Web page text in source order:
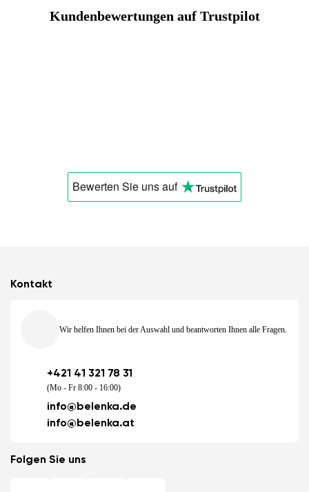
Kundenbewertungen auf Trustpilot
Bewerten Sie unsauf
Kontakt
Wir helfen Ihnen bei der Auswahl und beantworten Ihnen alle Fragen.
+421 41 321 78 31
(Mo - Fr 8:00 - 16:00)
info@belenka.de
info@belenka.at
Folgen Sie uns